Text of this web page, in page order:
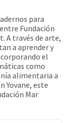
para
Fundación
A través de arte,
a aprender y
el
como
alimentaria a
Yovane, este
Mar